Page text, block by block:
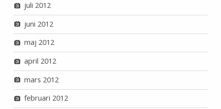
juli 2012
juni 2012
maj 2012
april 2012
mars 2012
februari 2012